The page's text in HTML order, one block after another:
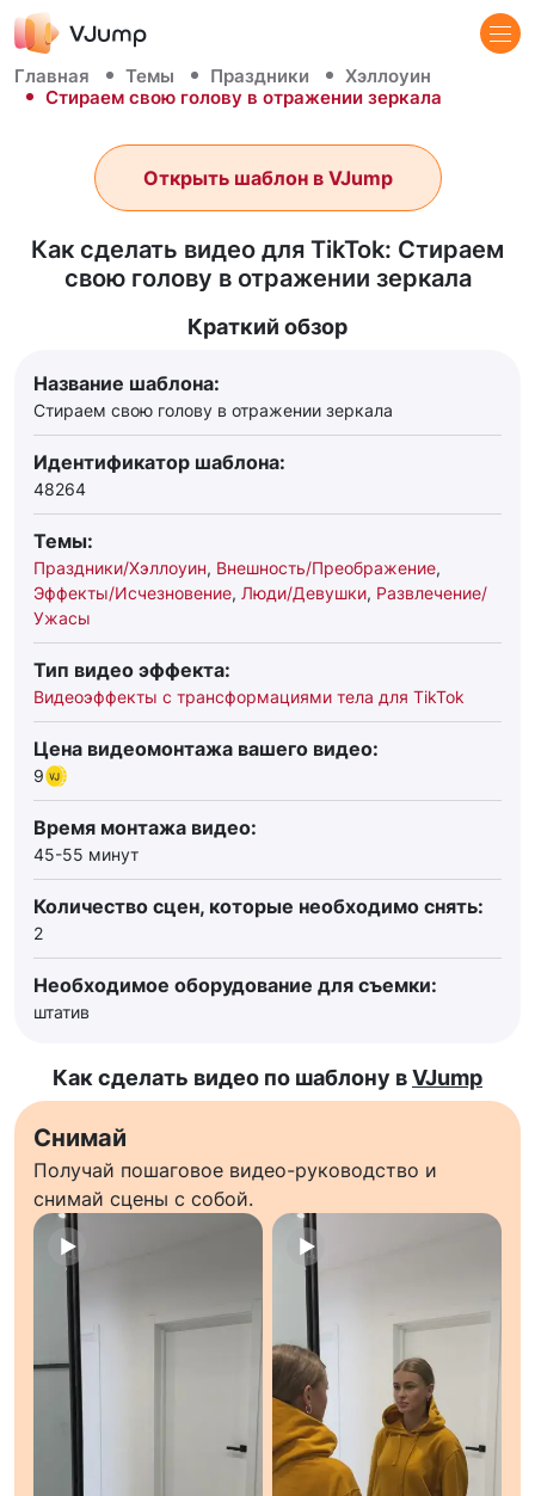
Главная Темы Праздники
Хэллоуин
Стираем свою голову в отражении зеркала
Как сделать видео для TikTok: Стираем
свою голову в отражении зеркала
Открыть шаблон в VJump
Краткий обзор
Название шаблона:
Стираем свою голову в отражении зеркала
Идентификатор шаблона:
48264
Темы:
Праздники/Хэллоуин, Внешность/Преображение,
Эффекты/Исчезновение, Люди/Девушки, Развлечение/
Ужасы
Тип видео эффекта:
Видеоэффекты с трансформациями тела для TikTok
Цена видеомонтажа вашего видео:
9
Время монтажа видео:
45-55 минут
Количество сцен, которые необходимо снять:
2
Необходимое оборудование для съемки:
штатив
Как сделать видео по шаблону вVJump
Снимай
Получай пошаговое видео-руководство и
снимай сцены с собой.